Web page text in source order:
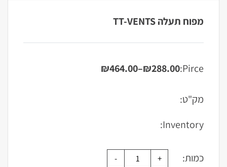
מפוח תעלה TT-VENTS
Pirce:
₪288.00
–
₪464.00
טווח
מק"ט:
Inventory:
כמות: